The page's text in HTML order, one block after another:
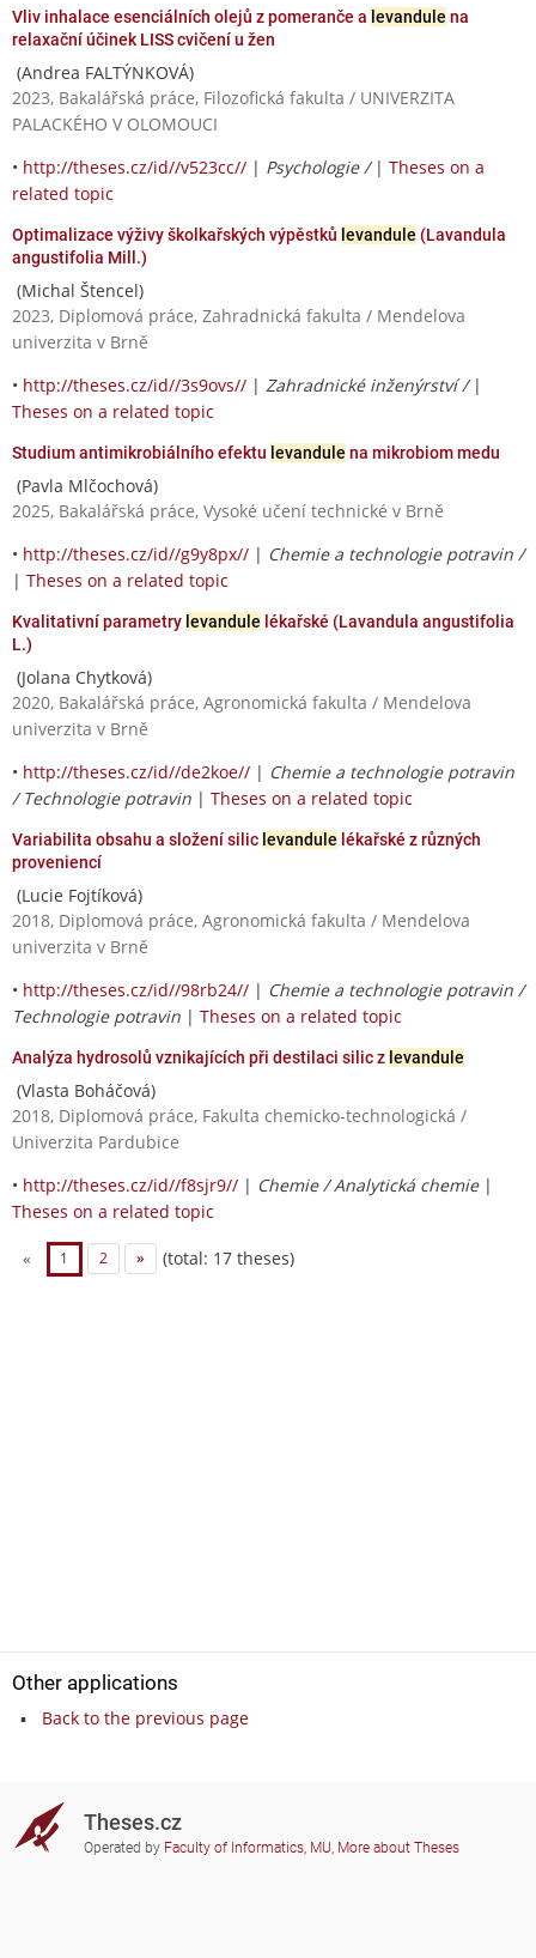
Vliv inhalace esenciálních olejů z pomeranče a levandule na
relaxační účinek LISS cvičení u žen
(Andrea FALTÝNKOVÁ)
2023, Bakalářská práce, Filozofická fakulta / UNIVERZITA
PALACKÉHO V OLOMOUCI
• http://theses.cz/id//v523cc// | Psychologie / | Theses on a
related topic
Optimalizace výživy školkařských výpěstků levandule (Lavandula
angustifolia Mill.)
(Michal Štencel)
2023, Diplomová práce, Zahradnická fakulta / Mendelova
univerzita v Brně
• http://theses.cz/id//3s9ovs// | Zahradnické inženýrství / |
Theses on a related topic
Studium antimikrobiálního efektu levandule na mikrobiom medu
(Pavla Mlčochová)
2025, Bakalářská práce, Vysoké učení technické v Brně
• http://theses.cz/id//g9y8px// | Chemie a technologie potravin /
| Theses on a related topic
Kvalitativní parametry levandule lékařské (Lavandula angustifolia
L.)
(Jolana Chytková)
2020, Bakalářská práce, Agronomická fakulta / Mendelova
univerzita v Brně
• http://theses.cz/id//de2koe// | Chemie a technologie potravin
/ Technologie potravin | Theses on a related topic
Variabilita obsahu a složení silic levandule lékařské z různých
proveniencí
(Lucie Fojtíková)
2018, Diplomová práce, Agronomická fakulta / Mendelova
univerzita v Brně
• http://theses.cz/id//98rb24// | Chemie a technologie potravin /
Technologie potravin | Theses on a related topic
Analýza hydrosolů vznikajících při destilaci silic z levandule
(Vlasta Boháčová)
2018, Diplomová práce, Fakulta chemicko-technologická /
Univerzita Pardubice
• http://theses.cz/id//f8sjr9// | Chemie / Analytická chemie|
Theses on a related topic
« 1 2 » (total: 17 theses)
Other applications
Back to the previous page
Theses.cz
Operated by Faculty of Informatics, MU, More about Theses